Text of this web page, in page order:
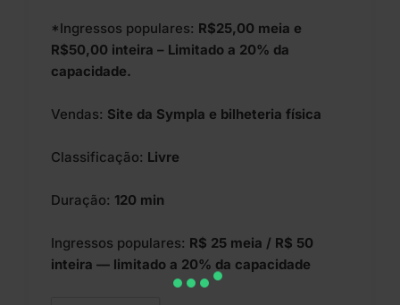
*Ingressos populares: R$25,00 meia e
R$50,00 inteira – Limitado a 20% da
capacidade.
Vendas: Site da Sympla e bilheteria física
Classificação: Livre
Duração: 120 min
Ingressos populares: R$ 25 meia / R$ 50
inteira — limitado a 20% da capacidade